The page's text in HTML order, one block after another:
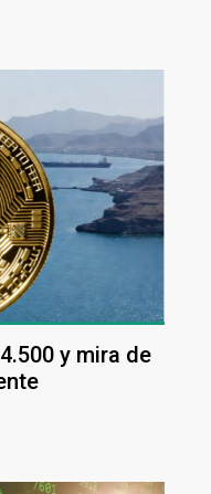
y mira de